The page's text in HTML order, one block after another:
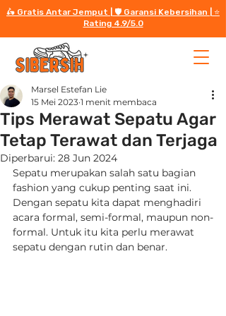
🛵 Gratis Antar Jemput | 🛡️ Garansi Kebersihan | ⭐️
Rating 4.9/5.0
Tips Merawat Sepatu Agar
Tetap Terawat dan Terjaga
Marsel Estefan Lie
15 Mei 2023 1 menit membaca
Diperbarui: 28 Jun 2024
Sepatu merupakan salah satu bagian
fashion yang cukup penting saat ini.
Dengan sepatu kita dapat menghadiri
acara formal, semi-formal, maupun non-
formal. Untuk itu kita perlu merawat
sepatu dengan rutin dan benar.